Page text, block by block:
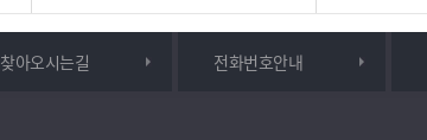
찾아오시는길 전화번호안내